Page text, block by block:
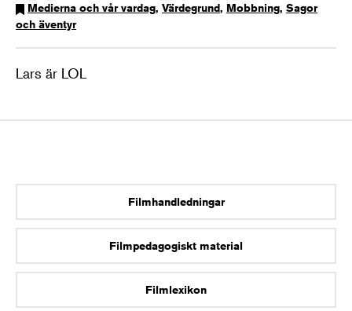
Medierna och vår vardag, Värdegrund, Mobbning, Sagor
och äventyr
Lars är LOL
Filmhandledningar
Filmpedagogiskt material
Filmlexikon